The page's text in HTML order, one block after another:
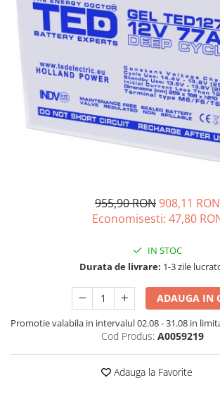
Acumulatori de stocare
Componente sisteme de balcon
955,90 RON908,11 RON
Economisesti: 47,80
IN STOC
Durata de livrare: 1-3 zile
ADAUGA IN
Promotie valabila in intervalul 02.08 - 31.08 in
Cod Produs: A0059219
Adauga la Favorite